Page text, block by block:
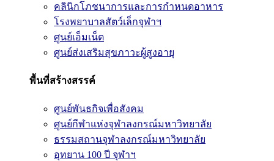
คลินิกโภชนาการและการกำหนดอาหาร
โรงพยาบาลสัตว์เล็กจุฬาฯ
ศูนย์เอ็มเน็ต
ศูนย์ส่งเสริมสุขภาวะผู้สูงอายุ
พื้นที่สร้างสรรค์
ศูนย์พันธกิจเพื่อสังคม
ศูนย์กีฬาแห่งจุฬาลงกรณ์มหาวิทยาลัย
ธรรมสถานจุฬาลงกรณ์มหาวิทยาลัย
อุทยาน 100 ปี จุฬาฯ